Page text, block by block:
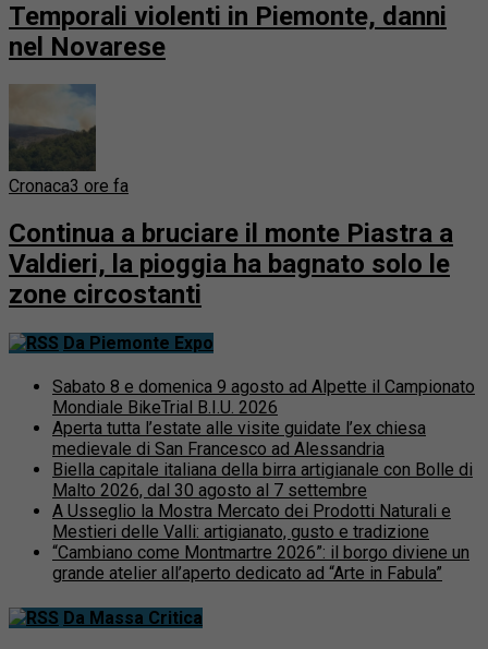
Temporali violenti in Piemonte, danni
nel Novarese
Cronaca3 ore fa
Continua a bruciare il monte Piastra a
Valdieri, la pioggia ha bagnato solo le
zone circostanti
Da Piemonte Expo
Sabato 8 e domenica 9 agosto ad Alpette il Campionato
Mondiale BikeTrial B.I.U. 2026
Aperta tutta l’estate alle visite guidate l’ex chiesa
medievale di San Francesco ad Alessandria
Biella capitale italiana della birra artigianale con Bolle di
Malto 2026, dal 30 agosto al 7 settembre
A Usseglio la Mostra Mercato dei Prodotti Naturali e
Mestieri delle Valli: artigianato, gusto e tradizione
“Cambiano come Montmartre 2026”: il borgo diviene un
grande atelier all’aperto dedicato ad “Arte in Fabula”
Da Massa Critica